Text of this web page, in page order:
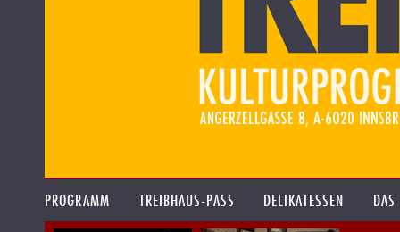
PROGRAMM TREIBHAUS-PASS DELIKATESSEN